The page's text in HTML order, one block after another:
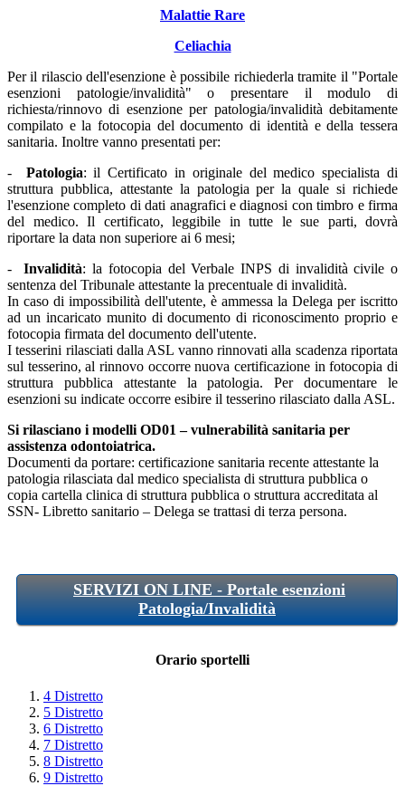
Malattie Rare
Celiachia
Per il rilascio dell'esenzione è possibile richiederla tramite il "Portale
esenzioni patologie/invalidità" o presentare il modulo di
richiesta/rinnovo di esenzione per patologia/invalidità debitamente
compilato e la fotocopia del documento di identità e della tessera
sanitaria. Inoltre vanno presentati per:
- Patologia: il Certificato in originale del medico specialista di
struttura pubblica, attestante la patologia per la quale si richiede
l'esenzione completo di dati anagrafici e diagnosi con timbro e firma
del medico. Il certificato, leggibile in tutte le sue parti, dovrà
riportare la data non superiore ai 6 mesi;
-
Invalidità: la fotocopia del Verbale INPS di invalidità civile o
sentenza del Tribunale attestante la precentuale di invalidità.
In caso di impossibilità dell'utente, è ammessa la Delega per iscritto
ad un incaricato munito di documento di riconoscimento proprio e
fotocopia firmata del documento dell'utente.
I tesserini rilasciati dalla ASL vanno rinnovati alla scadenza riportata
sul tesserino, al rinnovo occorre nuova certificazione in fotocopia di
struttura pubblica attestante la patologia. Per documentare le
esenzioni su indicate occorre esibire il tesserino rilasciato dalla ASL.
Si rilasciano i modelli OD01 – vulnerabilità sanitaria per
assistenza odontoiatrica.
Documenti da portare: certificazione sanitaria recente attestante la
patologia rilasciata dal medico specialista di struttura pubblica o
copia cartella clinica di struttura pubblica o struttura accreditata al
SSN- Libretto sanitario – Delega se trattasi di terza persona.
SERVIZI ON LINE - Portale esenzioni
Patologia/Invalidità
Orario sportelli
4 Distretto
5 Distretto
6 Distretto
7 Distretto
8 Distretto
9 Distretto